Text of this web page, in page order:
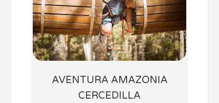
AVENTURA AMAZONIA
CERCEDILLA